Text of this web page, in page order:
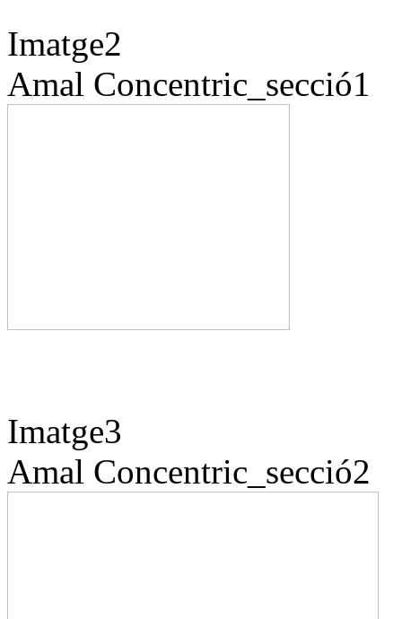
Imatge2
Amal Concentric_secció1
Imatge3
Amal Concentric_secció2